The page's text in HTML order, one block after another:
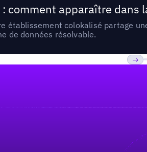
: comment apparaître
établissement colokalisé partage
de données résolvable.